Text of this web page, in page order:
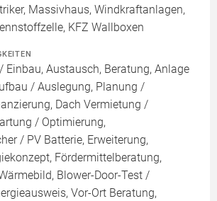
Massivhaus, Windkraftanlagen,
KFZ Wallboxen
Einbau, Austausch, Beratung, Anlage
/ Auslegung, Planung /
Dach Vermietung /
/ Optimierung,
/ PV Batterie, Erweiterung,
Fördermittelberatung,
Blower-Door-Test /
Vor-Ort Beratung,